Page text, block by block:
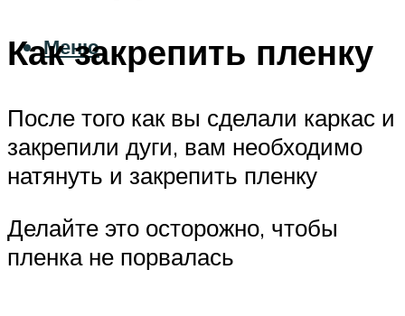
Меню
Как закрепить пленку
После того как вы сделали каркас и
закрепили дуги, вам необходимо
натянуть и закрепить пленку
Делайте это осторожно, чтобы
пленка не порвалась